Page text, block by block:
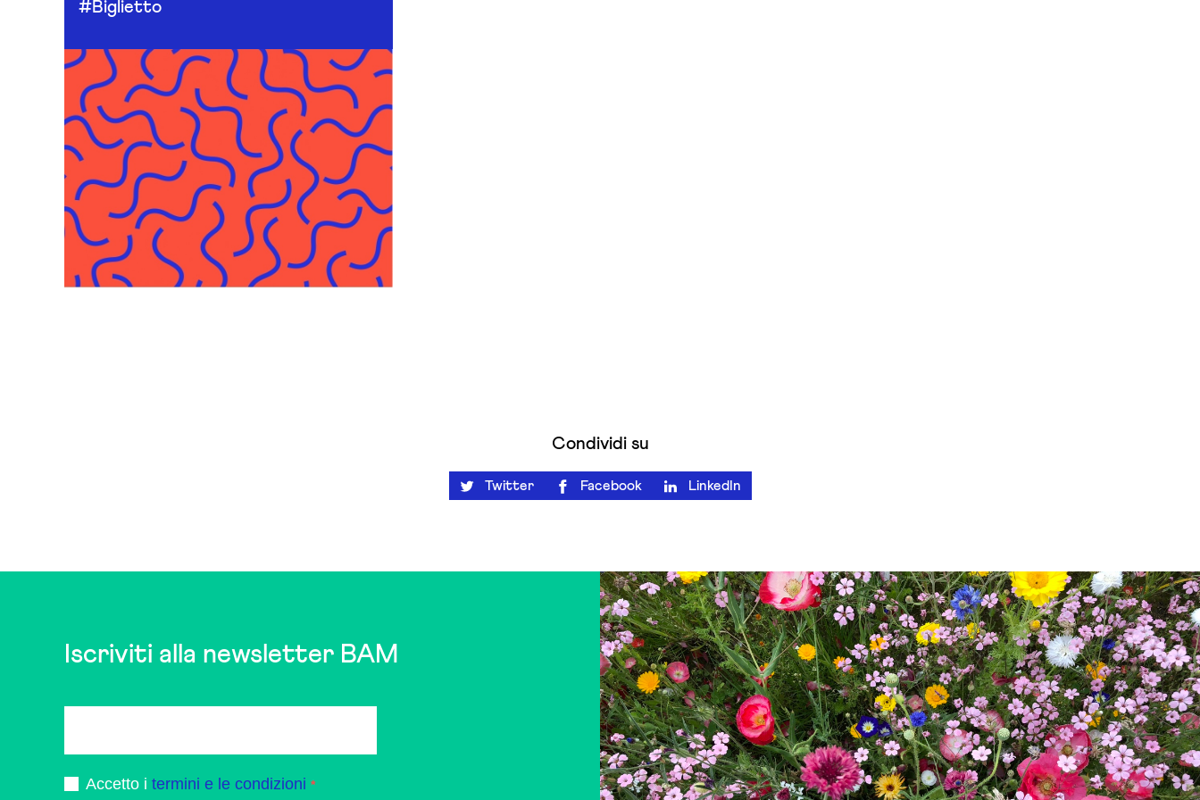
#Biglietto
Condividi su
Twitter Facebook LinkedIn
Iscriviti alla newsletter BAM
Accetto i termini e le condizioni